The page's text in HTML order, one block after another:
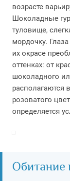
возрасте
Шоколадные
туловище,
мордочку.
их окрасе
оттенках: от
шоколадного
располагаются
розоватого
определяется
Обитание